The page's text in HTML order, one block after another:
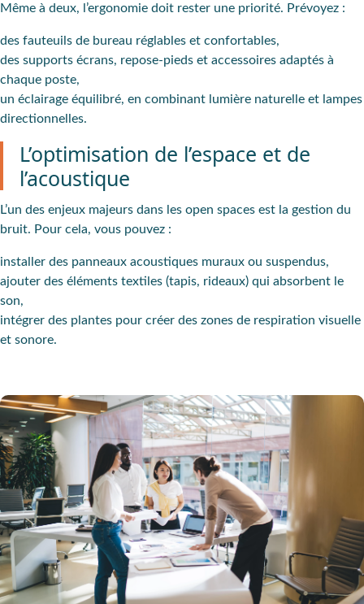
Même à deux, l’ergonomie doit rester une priorité. Prévoyez :
des fauteuils de bureau réglables et confortables,
des supports écrans, repose-pieds et accessoires adaptés à
chaque poste,
un éclairage équilibré, en combinant lumière naturelle et lampes
directionnelles.
L’optimisation de l’espace et de
l’acoustique
L’un des enjeux majeurs dans les open spaces est la gestion du
bruit. Pour cela, vous pouvez :
installer des panneaux acoustiques muraux ou suspendus,
ajouter des éléments textiles (tapis, rideaux) qui absorbent le
son,
intégrer des plantes pour créer des zones de respiration visuelle
et sonore.